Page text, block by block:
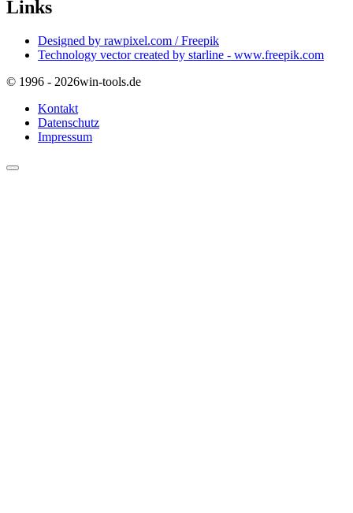
Links
Designed by rawpixel.com / Freepik
Technology vector created by starline - www.freepik.com
© 1996 - 2026win-tools.de
Kontakt
Datenschutz
Impressum